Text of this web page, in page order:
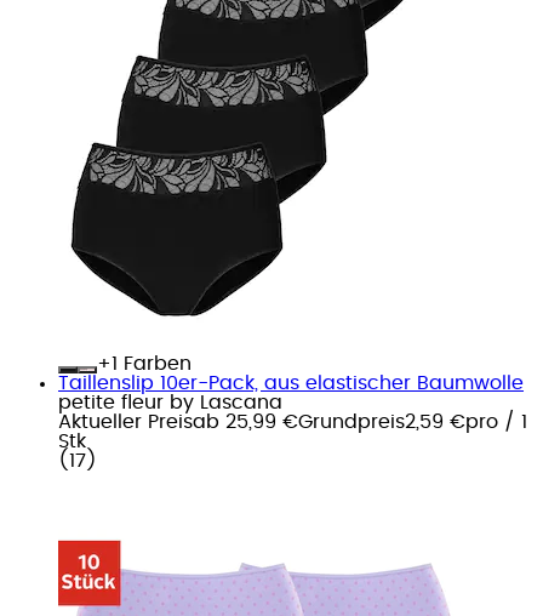
+
Farben
Taillenslip 10er-Pack, aus elastischer Baumwolle
petite fleur by Lascana
Aktueller Preisab 25,99 €Grundpreis2,59 €pro / 1
Stk
( 17 )